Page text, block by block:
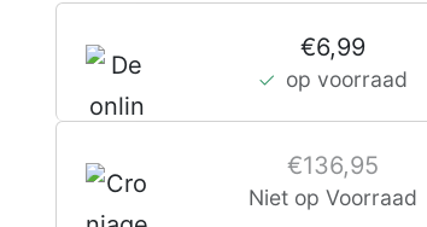
€6,99
op voorraad
€136,95
Niet op Voorraad